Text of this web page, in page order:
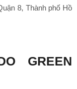
8, Thành phố Hồ
GREEN